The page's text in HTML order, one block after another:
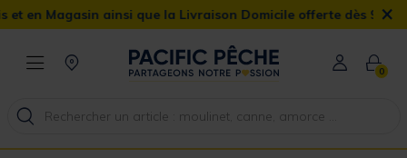
ainsi que la Livraison Domicile offerte dès 90€ ×
0